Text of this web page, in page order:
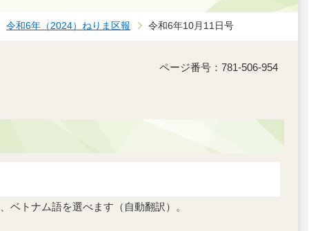
令和6年（2024）ねりま区報 令和6年10月11日号
ページ番号：781-506-954
ベトナム語を選べます（自動翻訳）。